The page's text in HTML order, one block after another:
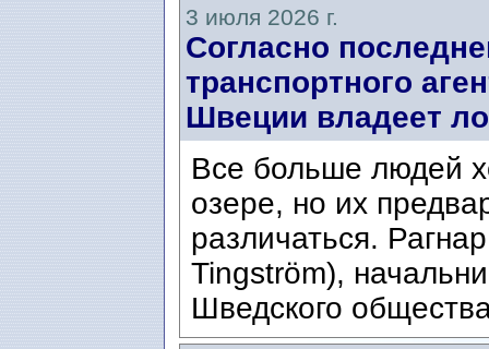
3 июля 2026 г.
Согласно
транспортного
Швеции владеет
Все больше людей
озере, но их
различаться.
Tingström),
Шведского